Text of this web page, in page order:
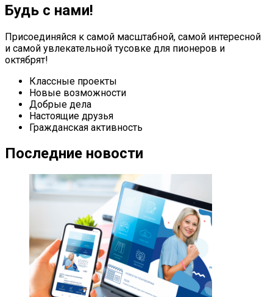
Будь с нами!
Присоединяйся к самой масштабной, самой интересной
и самой увлекательной тусовке для пионеров и
октябрят!
Классные проекты
Новые возможности
Добрые дела
Настоящие друзья
Гражданская активность
Последние новости